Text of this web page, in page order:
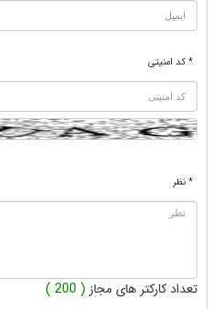
* کد امنیتی
* نظر
تعداد کارکتر های مجاز ( 200 )